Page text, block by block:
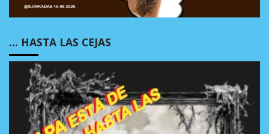
… HASTA LAS CEJAS